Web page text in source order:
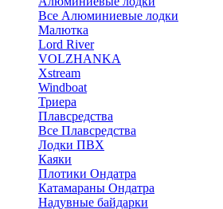
Все Алюминиевые лодки
Малютка
Lord River
VOLZHANKA
Xstream
Windboat
Триера
Плавсредства
Все Плавсредства
Лодки ПВХ
Каяки
Плотики Ондатра
Катамараны Ондатра
Надувные байдарки